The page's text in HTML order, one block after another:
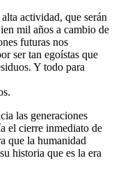
actividad, que serán
mil años a cambio de
futuras nos
ser tan egoístas que
Y todo para
las generaciones
el cierre inmediato de
que la humanidad
historia que es la era